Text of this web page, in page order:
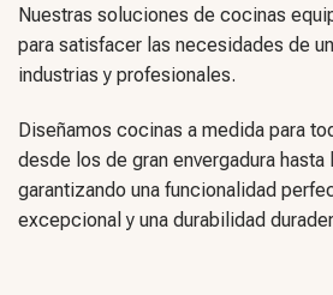
Nuestras soluciones de cocinas
para satisfacer las necesidades de
industrias y profesionales.
Diseñamos cocinas a medida para
desde los de gran envergadura
garantizando una funcionalidad
excepcional y una durabilidad